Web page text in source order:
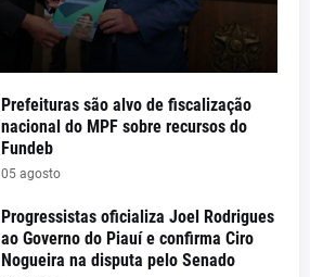
Prefeituras são alvo de fiscalização
nacional do MPF sobre recursos do
Fundeb
05 agosto
Progressistas oficializa Joel Rodrigues
ao Governo do Piauí e confirma Ciro
Nogueira na disputa pelo Senado